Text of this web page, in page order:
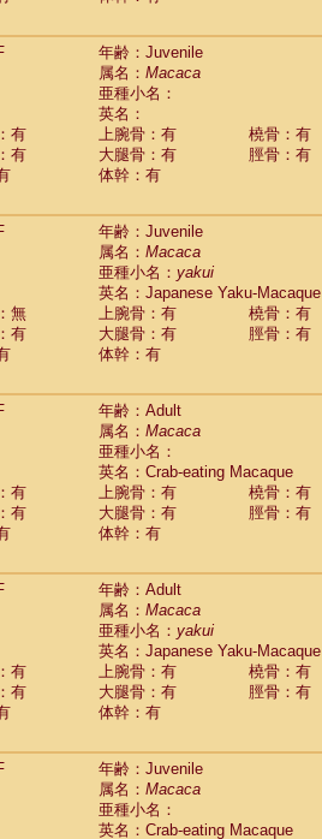
cana(0)
calvus rubicundus(0)
cupreus(2)
donacophilus(0)
moloch(0)
torquatus(0)
satanas
monachus
pithecia (0)
agilis (0)
galeritus chrysogaster
torquatus atys (0)
torquatus lunulatus(1)
torquatus torquatus(0)
hybrid(2)
albigena(0)
(0)
cynocephalus (7)
hamadryas(1)
papio
leucophaeus
sphinx
gelada(0)
arctoides(3)
assamensis
brunnescens (0)
cyclopis (17)
fascicularis (315)
fuscaca fuscata
fuscata yakui
fuscatahybrid(1)
maura(3)
mulatta(56)
nemestrina(3)
nigra
年齢：Juvenile
属名： Macaca
亜種小名：
英名：
有 上腕骨：有
橈骨：有
有 大腿骨：有
脛骨：有
体幹：有
年齢：Juvenile
属名： Macaca
亜種小名： yakui
英名：Japanese Yaku-Macaque
無 上腕骨：有
橈骨：有
有 大腿骨：有
脛骨：有
体幹：有
年齢：Adult
属名： Macaca
亜種小名：
英名：Crab-eating Macaque
有 上腕骨：有
橈骨：有
有 大腿骨：有
脛骨：有
体幹：有
年齢：Adult
属名： Macaca
亜種小名： yakui
英名：Japanese Yaku-Macaque
有 上腕骨：有
橈骨：有
有 大腿骨：有
脛骨：有
体幹：有
年齢：Juvenile
属名： Macaca
亜種小名：
英名：Crab-eating Macaque